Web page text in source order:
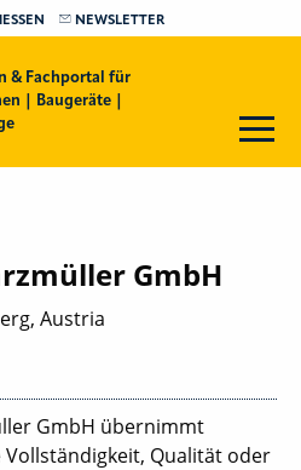
NEWSLETTER
& Fachportal für
| Baugeräte |
GmbH
Austria
GmbH übernimmt
Qualität oder